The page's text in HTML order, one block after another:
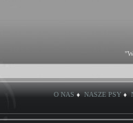
O NAS ♦ NASZE PSY ♦